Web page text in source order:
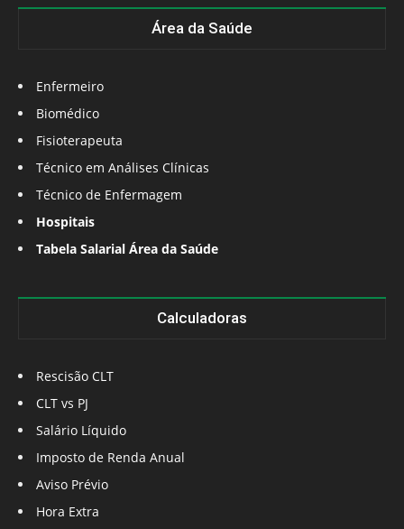
Área da Saúde
Enfermeiro
Biomédico
Fisioterapeuta
Técnico em Análises Clínicas
Técnico de Enfermagem
Hospitais
Tabela Salarial Área da Saúde
Calculadoras
Rescisão CLT
CLT vs PJ
Salário Líquido
Imposto de Renda Anual
Aviso Prévio
Hora Extra